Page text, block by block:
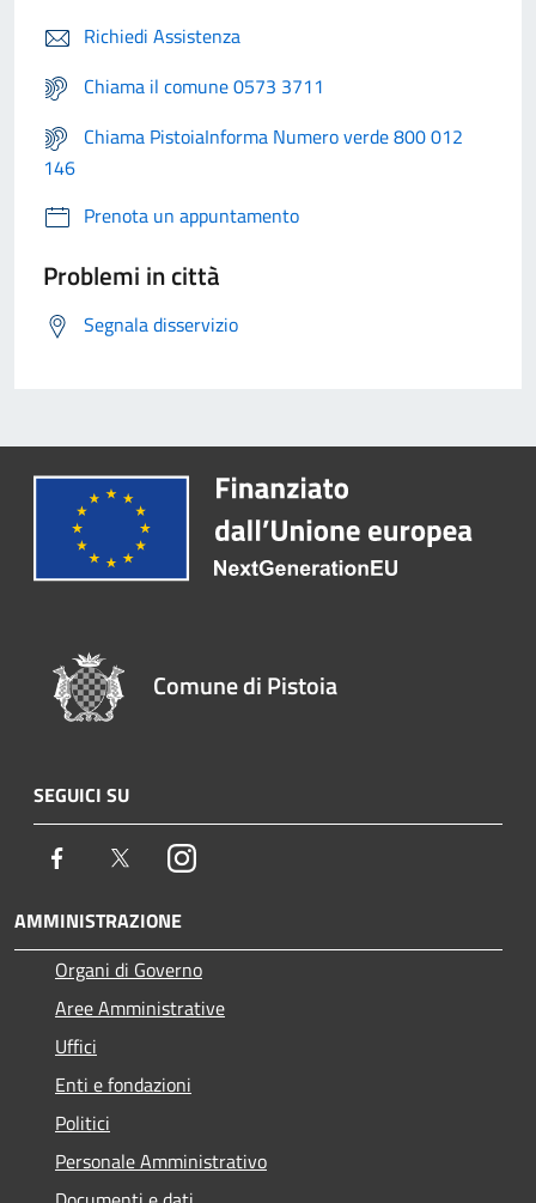
Richiedi Assistenza
Chiama il comune 0573 3711
Chiama PistoiaInforma Numero verde 800 012
146
Prenota un appuntamento
Problemi in città
Segnala disservizio
Comune di Pistoia
SEGUICI SU
Facebook TwitterInstagram
AMMINISTRAZIONE
Organi di Governo
Aree Amministrative
Uffici
Enti e fondazioni
Politici
Personale Amministrativo